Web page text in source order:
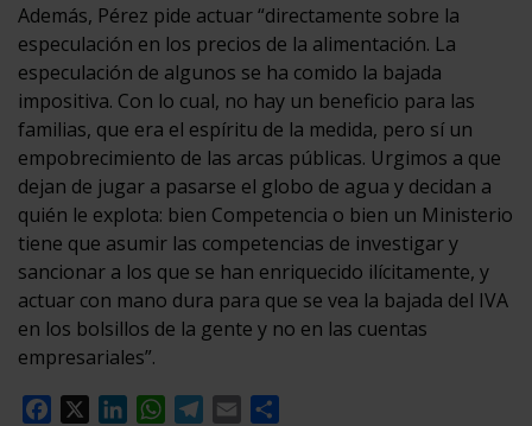
Además, Pérez pide actuar “directamente sobre la
especulación en los precios de la alimentación. La
especulación de algunos se ha comido la bajada
impositiva. Con lo cual, no hay un beneficio para las
familias, que era el espíritu de la medida, pero sí un
empobrecimiento de las arcas públicas. Urgimos a que
dejan de jugar a pasarse el globo de agua y decidan a
quién le explota: bien Competencia o bien un Ministerio
tiene que asumir las competencias de investigar y
sancionar a los que se han enriquecido ilícitamente, y
actuar con mano dura para que se vea la bajada del IVA
en los bolsillos de la gente y no en las cuentas
empresariales”.
Facebook
LinkedInWhatsApp
Telegram
Email